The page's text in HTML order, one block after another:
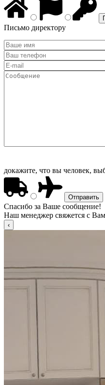
Письмо директору
докажите, что вы человек,
Спасибо за Ваше сообщение!
Наш менеджер свяжется с